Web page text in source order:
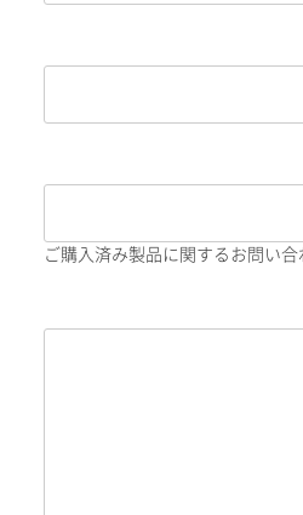
ご購入済み製品に関するお問い